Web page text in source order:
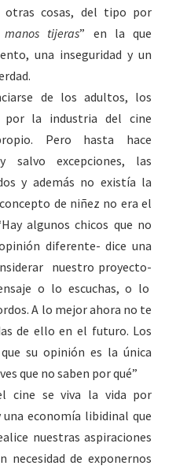
otras cosas, del tipo por
manos tijeras” en la que
una inseguridad y un
de los adultos, los
por la industria del cine
Pero hasta hace
salvo excepciones, las
y además no existía la
de niñez no era el
algunos chicos que no
diferente- dice una
nuestro proyecto-
o lo escuchas, o lo
A lo mejor ahora no te
de ello en el futuro. Los
su opinión es la única
que no saben por qué”
cine se viva la vida por
economía libidinal que
nuestras aspiraciones
de exponernos